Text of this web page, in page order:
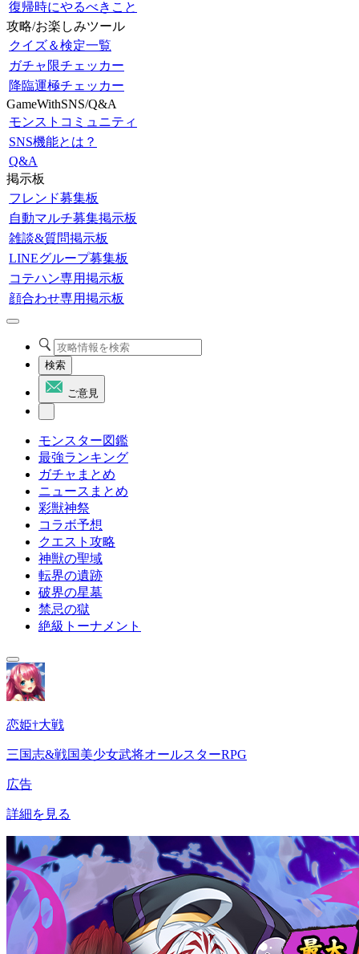
復帰時にやるべきこと
攻略/お楽しみツール
クイズ＆検定一覧
ガチャ限チェッカー
降臨運極チェッカー
GameWithSNS/Q&A
モンストコミュニティ
SNS機能とは？
Q&A
掲示板
フレンド募集板
自動マルチ募集掲示板
雑談&質問掲示板
LINEグループ募集板
コテハン専用掲示板
顔合わせ専用掲示板
検索
ご意見
モンスター図鑑
最強ランキング
ガチャまとめ
ニュースまとめ
彩獣神祭
コラボ予想
クエスト攻略
神獣の聖域
転界の遺跡
破界の星墓
禁忌の獄
絶級トーナメント
恋姫†大戦
三国志&戦国美少女武将オールスターRPG
広告
詳細を見る